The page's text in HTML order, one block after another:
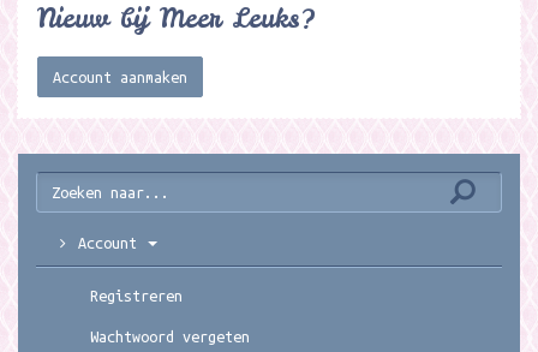
Nieuw bij Meer Leuks?
Account aanmaken
Account
Registreren
Wachtwoord vergeten